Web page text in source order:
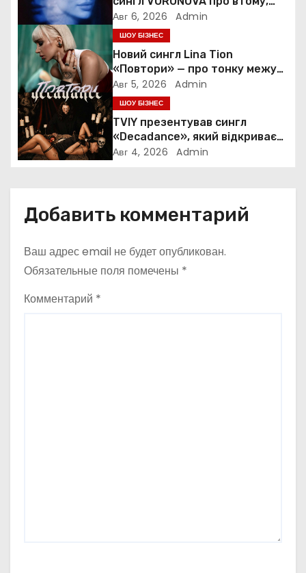
п
о
з
а
п
с
я
м
силу та повернення до себе
Авг 6, 2026 Admin
ШОУ БІЗНЕС
Новий сингл Lina Tion
«Повтори» — про тонку межу
між коханням, залежністю та
нав’язливою прив’язаністю
Авг 5, 2026 Admin
ШОУ БІЗНЕС
TVIY презентував сингл
«Decadance», який відкриває
нову сторінку українського
Авг 4, 2026 Admin
Добавить комментарий
Ваш адрес email не будет опубликован.
Обязательные поля помечены *
Комментарий *